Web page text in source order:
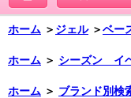
ホーム ＞ ジェル ＞ベー
ホーム ＞ シーズン イ
ホーム ＞ ブランド別検